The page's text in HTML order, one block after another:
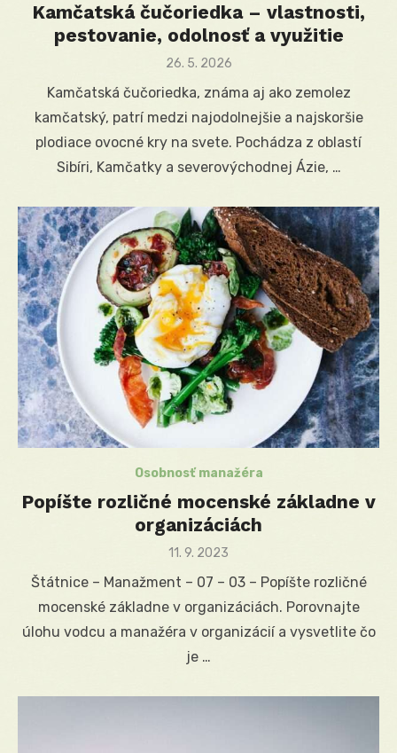
Kamčatská čučoriedka – vlastnosti,
pestovanie, odolnosť a využitie
Posted
26. 5. 2026
Kamčatská čučoriedka, známa aj ako zemolez
kamčatský, patrí medzi najodolnejšie a najskoršie
plodiace ovocné kry na svete. Pochádza z oblastí
Sibíri, Kamčatky a severovýchodnej Ázie, …
Osobnosť manažéra
Popíšte rozličné mocenské základne v
organizáciách
Posted
11. 9. 2023
Štátnice – Manažment – 07 – 03 – Popíšte rozličné
mocenské základne v organizáciách. Porovnajte
úlohu vodcu a manažéra v organizácií a vysvetlite čo
je …